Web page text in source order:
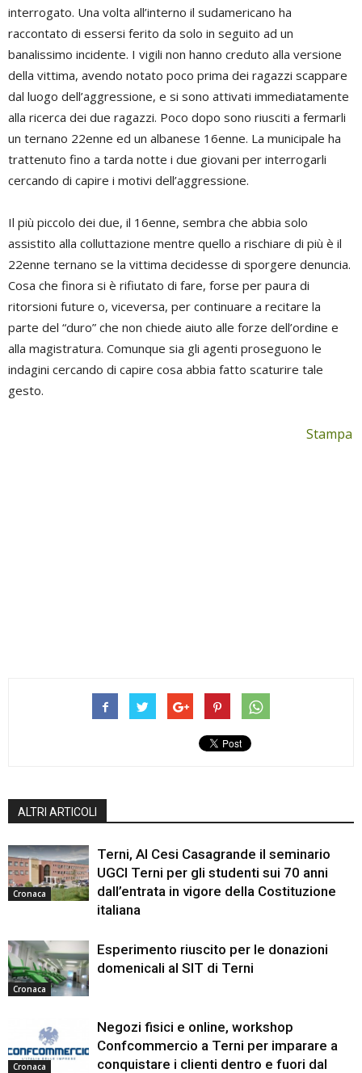
interrogato. Una volta all’interno il sudamericano ha
raccontato di essersi ferito da solo in seguito ad un
banalissimo incidente. I vigili non hanno creduto alla versione
della vittima, avendo notato poco prima dei ragazzi scappare
dal luogo dell’aggressione, e si sono attivati immediatamente
alla ricerca dei due ragazzi. Poco dopo sono riusciti a fermarli
un ternano 22enne ed un albanese 16enne. La municipale ha
trattenuto fino a tarda notte i due giovani per interrogarli
cercando di capire i motivi dell’aggressione.
Il più piccolo dei due, il 16enne, sembra che abbia solo
assistito alla colluttazione mentre quello a rischiare di più è il
22enne ternano se la vittima decidesse di sporgere denuncia.
Cosa che finora si è rifiutato di fare, forse per paura di
ritorsioni future o, viceversa, per continuare a recitare la
parte del “duro” che non chiede aiuto alle forze dell’ordine e
alla magistratura. Comunque sia gli agenti proseguono le
indagini cercando di capire cosa abbia fatto scaturire tale
gesto.
Stampa
ALTRI ARTICOLI
Cronaca
Terni, Al Cesi Casagrande il seminario
UGCI Terni per gli studenti sui 70 anni
dall’entrata in vigore della Costituzione
italiana
Cronaca
Esperimento riuscito per le donazioni
domenicali al SIT di Terni
Cronaca
Negozi fisici e online, workshop
Confcommercio a Terni per imparare a
conquistare i clienti dentro e fuori dal